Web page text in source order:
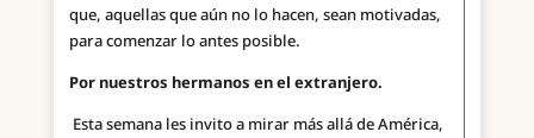
que, aquellas que aún no lo hacen, sean motivadas,
para comenzar lo antes posible.
Por nuestros hermanos en el extranjero.
Esta semana les invito a mirar más allá de América,